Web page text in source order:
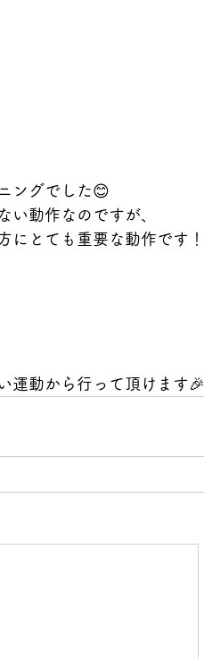
ングでした😊
い動作なのですが、
にとても重要な動作です！
運動から行って頂けます🎉